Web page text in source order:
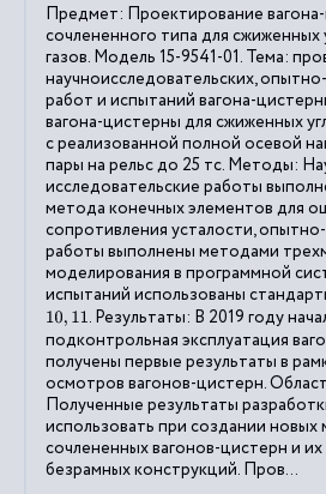
Предмет: Проектирование
сочлененного типа для
газов. Модель 15-9541-01. Тема:
научноисследовательских,
работ и испытаний вагона-
вагона-цистерны для сжиженных
с реализованной полной осевой
пары на рельс до 25 тс. Методы:
исследовательские работы
метода конечных элементов для
сопротивления усталости,
работы выполнены методами
моделирования в программной
испытаний использованы
10,11 . Результаты: В 2019 году
подконтрольная эксплуатация
получены первые результаты в
осмотров вагонов-цистерн.
Полученные результаты
использовать при создании новых
сочлененных вагонов-цистерн и
безрамных конструкций. Пров...